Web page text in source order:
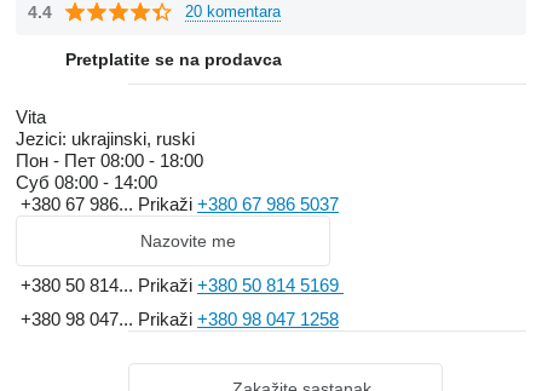
4.4 20 komentara
Pretplatite se na prodavca
Vita
Jezici: ukrajinski, ruski
Пон - Пет 08:00 - 18:00
Суб 08:00 - 14:00
+380 67 986... Prikaži +380 67 986 5037
Nazovite me
+380 50 814... Prikaži +380 50 814 5169
+380 98 047... Prikaži +380 98 047 1258